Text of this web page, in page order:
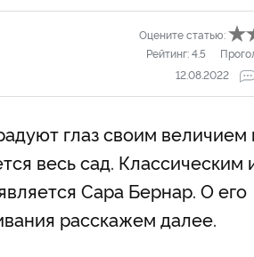
Оцените статью:
Рейтинг:4.5
12.08.2022
глаз своим величием
весь сад. Классическим
Сара Бернар. О его
расскажем далее.